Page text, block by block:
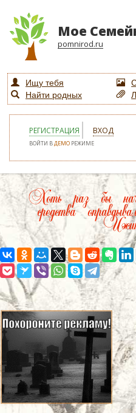
Мое
pomnirod.ru
Ищу тебя
Найти родных
РЕГИСТРАЦИЯ ВХОД
ВОЙТИ ВДЕМО РЕЖИМЕ
Хоть раз бы
средства